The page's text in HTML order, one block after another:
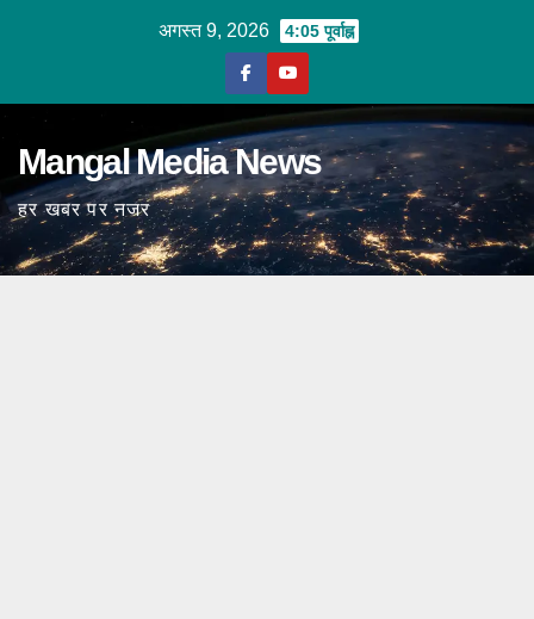
अगस्त 9, 2026 4:05 पूर्वाह्न
Mangal Media News
हर खबर पर नजर